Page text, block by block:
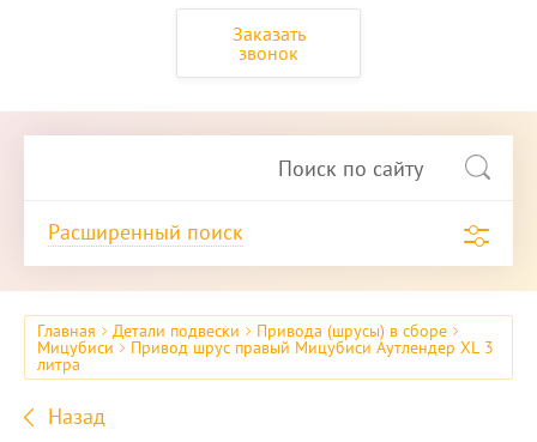
Заказать
звонок
Расширенный поиск
Главная Детали подвески Привода (шрусы) в сборе
Мицубиси Привод шрус правый Мицубиси Аутлендер XL 3
литра
Назад